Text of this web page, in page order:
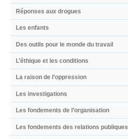
Réponses aux drogues
Les enfants
Des outils pour le monde du travail
L’éthique et les conditions
La raison de l’oppression
Les investigations
Les fondements de l’organisation
Les fondements des relations publiques